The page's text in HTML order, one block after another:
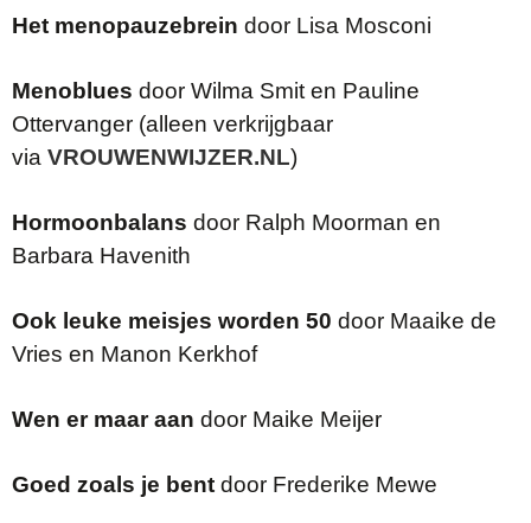
Het menopauzebrein door Lisa Mosconi
Menoblues door Wilma Smit en Pauline
Ottervanger (alleen verkrijgbaar
via VROUWENWIJZER.NL)
Hormoonbalans door Ralph Moorman en
Barbara Havenith
Ook leuke meisjes worden 50 door Maaike de
Vries en Manon Kerkhof
Wen er maar aan door Maike Meijer
Goed zoals je bent door Frederike Mewe